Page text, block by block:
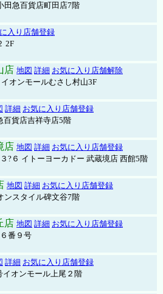
田急百貨店町田店7階
入り店舗登録
2F
店 地図 詳細 お気に入り店舗解除
オンモールむさし村山3F
詳細 お気に入り店舗登録
百貨店吉祥寺店5階
店 地図 詳細 お気に入り店舗登録
?６ イトーヨーカドー 武蔵境店 西館5階
地図 詳細 お気に入り店舗登録
ンスタイル碑文谷7階
店 地図 詳細 お気に入り店舗登録
番９号
詳細 お気に入り店舗登録
イオンモール上尾２階